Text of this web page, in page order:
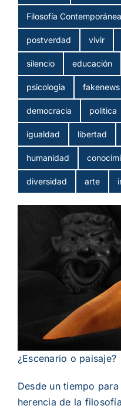
Filosofía Contemporánea
postverdad vivir
silencio educación
psicologia fakenews
democracia politica
igualdad libertad
humanidad
diversidad arte
¿Escenario o paisaje?
Desde un tiempo para
herencia de la filosofí